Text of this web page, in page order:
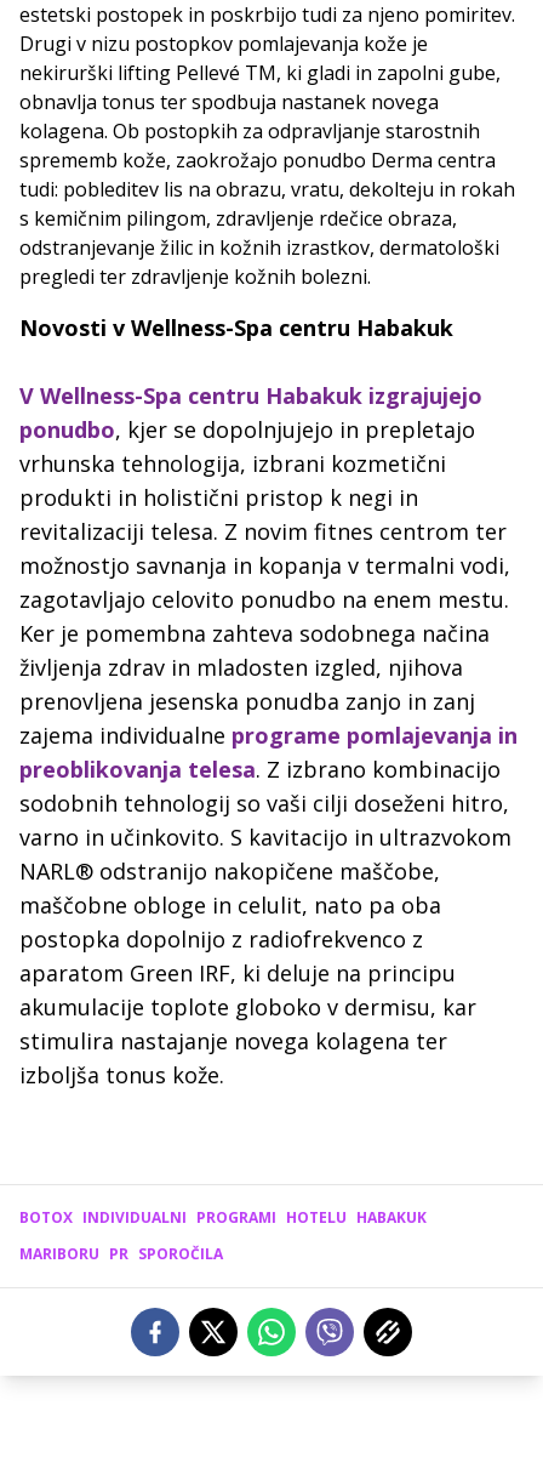
estetski postopek in poskrbijo tudi za njeno pomiritev.
Drugi v nizu postopkov pomlajevanja kože je
nekirurški lifting Pellevé TM, ki gladi in zapolni gube,
obnavlja tonus ter spodbuja nastanek novega
kolagena. Ob postopkih za odpravljanje starostnih
sprememb kože, zaokrožajo ponudbo Derma centra
tudi: pobleditev lis na obrazu, vratu, dekolteju in rokah
s kemičnim pilingom, zdravljenje rdečice obraza,
odstranjevanje žilic in kožnih izrastkov, dermatološki
pregledi ter zdravljenje kožnih bolezni.
Novosti v Wellness-Spa centru Habakuk
V Wellness-Spa centru Habakuk izgrajujejo
ponudbo, kjer se dopolnjujejo in prepletajo
vrhunska tehnologija, izbrani kozmetični
produkti in holistični pristop k negi in
revitalizaciji telesa. Z novim fitnes centrom ter
možnostjo savnanja in kopanja v termalni vodi,
zagotavljajo celovito ponudbo na enem mestu.
Ker je pomembna zahteva sodobnega načina
življenja zdrav in mladosten izgled, njihova
prenovljena jesenska ponudba zanjo in zanj
zajema individualne programe pomlajevanja in
preoblikovanja telesa. Z izbrano kombinacijo
sodobnih tehnologij so vaši cilji doseženi hitro,
varno in učinkovito. S kavitacijo in ultrazvokom
NARL® odstranijo nakopičene maščobe,
maščobne obloge in celulit, nato pa oba
postopka dopolnijo z radiofrekvenco z
aparatom Green IRF, ki deluje na principu
akumulacije toplote globoko v dermisu, kar
stimulira nastajanje novega kolagena ter
izboljša tonus kože.
BOTOX INDIVIDUALNI PROGRAMI HOTELU HABAKUK
MARIBORU PR SPOROČILA